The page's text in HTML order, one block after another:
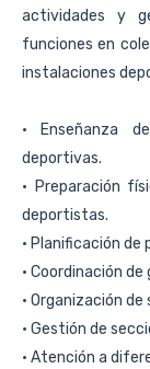
actividades y
funciones en
instalaciones
• Enseñanza
deportivas.
• Preparación
deportistas.
• Planificación de
• Coordinación
• Organización
• Gestión de
• Atención a